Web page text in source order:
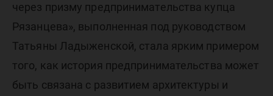
через призму предпринимательства купца
Рязанцева», выполненная под руководством
Татьяны Ладыженской, стала ярким примером
того, как история предпринимательства может
быть связана с развитием архитектуры и